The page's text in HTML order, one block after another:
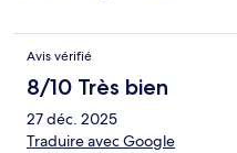
Avis vérifié
8/10 Très bien
27 déc. 2025
Traduire avec Google